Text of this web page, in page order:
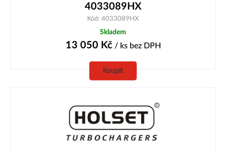
4033089HX
Kód: 4033089HX
Skladem
13 050 Kč/ ks bez DPH
Koupit